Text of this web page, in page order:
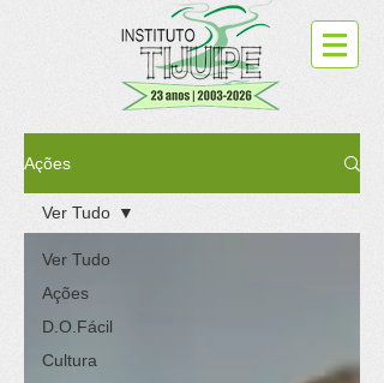
Ações
Ver Tudo
Ações
D.O.Fácil
Cultura
Ver Tudo